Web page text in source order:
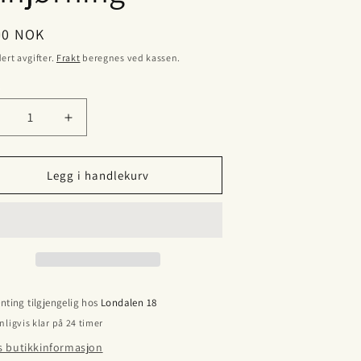
NOK
avgifter. Frakt beregnes ved kassen.
Øk
antallet
for
DTF-
transfermerke
Legg i handlekurv
tilgjengelig hos Londalen 18
klar på 24 timer
butikkinformasjon